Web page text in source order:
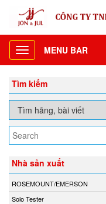
Toggle
navigation
MENU BAR
Tìm kiếm
Nhà sản xuất
ROSEMOUNT/EMERSON
Solo Tester